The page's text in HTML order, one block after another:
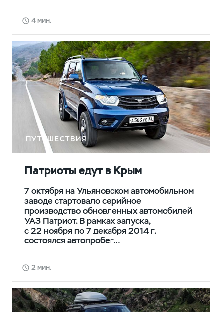
4 мин.
ПУТЕШЕСТВИЯ
Патриоты едут в Крым
7 октября на Ульяновском автомобильном
заводе стартовало серийное
производство обновленных автомобилей
УАЗ Патриот. В рамках запуска,
с 22 ноября по 7 декабря 2014 г.
состоялся автопробег…
2 мин.